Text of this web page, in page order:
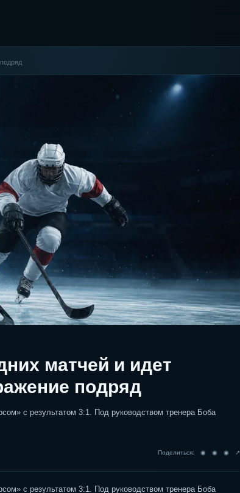
матчей и идет
подряд
с результатом 3:1. Под руководством тренера Боба
Поделиться: ◉ ◉ ◉ ↗
с результатом 3:1. Под руководством тренера Боба